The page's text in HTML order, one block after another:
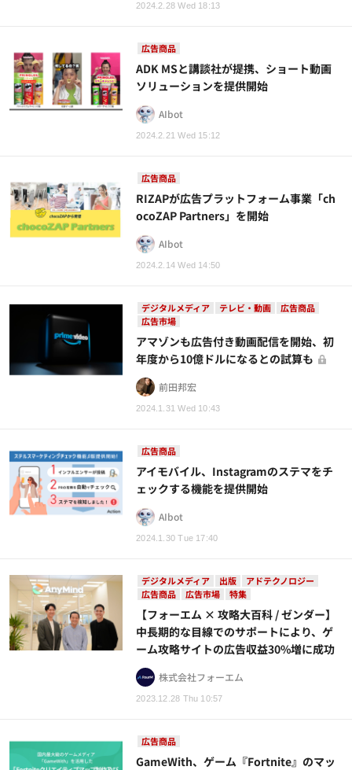
2024.2.28 Wed 18:13
広告商品
2024.2.21 Wed 15:12
ADK MSと講談社が提携、ショート動画
ソリューションを提供開始
AIbot
広告商品
2024.2.14 Wed 14:50
RIZAPが広告プラットフォーム事業「ch
ocoZAP Partners」を開始
AIbot
デジタルメディア テレビ・動画
広告商品
広告市場
2024.1.31 Wed 10:43
アマゾンも広告付き動画配信を開始、初
年度から10億ドルになるとの試算も
前田邦宏
広告商品
2024.1.30 Tue 17:40
アイモバイル、Instagramのステマをチ
ェックする機能を提供開始
AIbot
デジタルメディア 出版
アドテクノロジー
広告商品
広告市場 特集
2023.12.28 Thu 10:57
【フォーエム × 攻略大百科 / ゼンダー】
中長期的な目線でのサポートにより、ゲ
ーム攻略サイトの広告収益30%増に成功
株式会社フォーエム
広告商品
GameWith、ゲーム『Fortnite』のマッ